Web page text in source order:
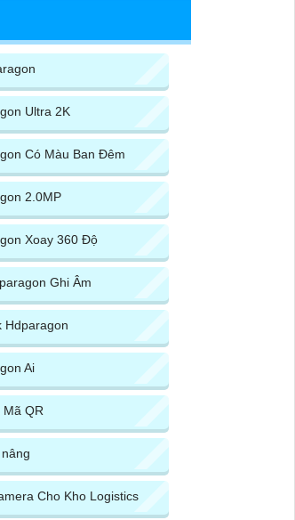
Ultra 2K
Có Màu Ban Đêm
2.0MP
Xoay 360 Độ
Ghi Âm
Hdparagon
Ai
QR
Cho Kho Logistics